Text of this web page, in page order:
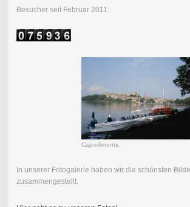
Besucher seit Februar 2011:
Capodimonte
In unserer Fotogalerie haben wir die schönsten
zusammengestellt.